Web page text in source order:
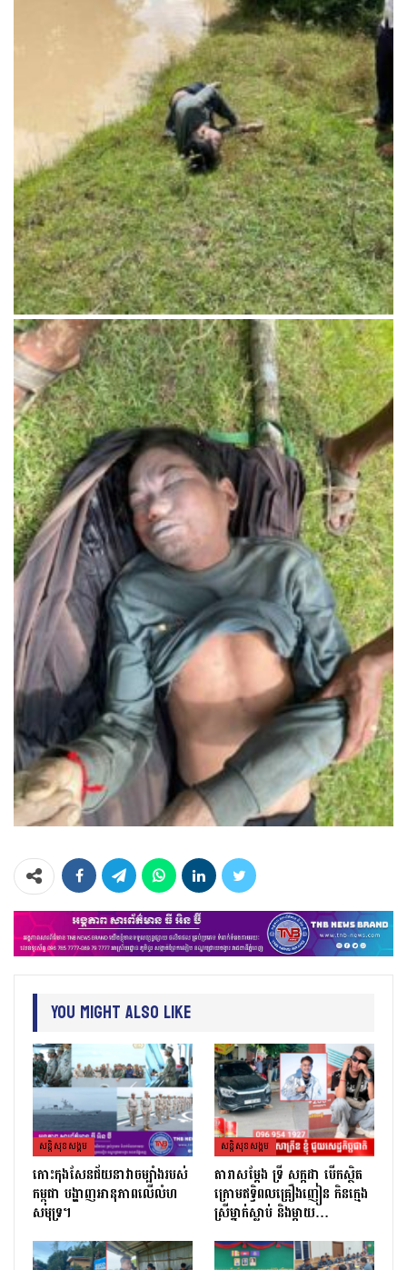
You Might Also Like
សន្តិសុខសង្គម
កោះកុងសែនជ័យនាវាចម្បាំងរបស់
កម្ពុជា បង្ហាញអានុភាពលើលំហ
សមុទ្រ។
សន្តិសុខសង្គម
តារាសម្ដែង ទ្រី សក្កដា បើកស្ថិត
ក្រោមឥទ្ធិពលគ្រឿងញៀន កិនក្មេង
ស្រីម្នាក់ស្លាប់ និងម្ដាយ…